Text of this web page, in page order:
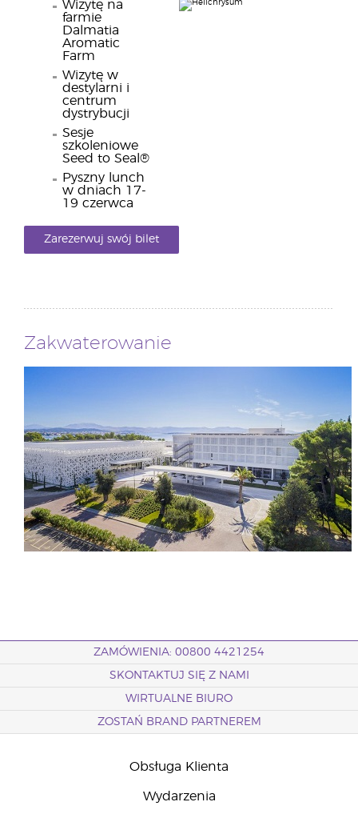
Wizytę na
farmie
Dalmatia
Aromatic
Farm
Wizytę w
destylarni i
centrum
dystrybucji
Sesje
szkoleniowe
Seed to Seal®
Pyszny lunch
w dniach 17-
19 czerwca
Zarezerwuj swój bilet
Zakwaterowanie
ZAMÓWIENIA: 00800 4421254
SKONTAKTUJ SIĘ Z NAMI
WIRTUALNE BIURO
ZOSTAŃ BRAND PARTNEREM
Obsługa Klienta
Wydarzenia